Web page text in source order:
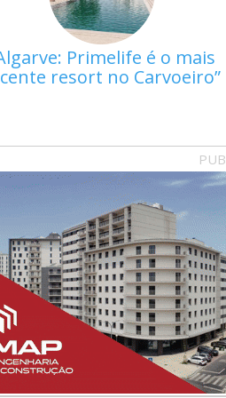
Primelife é o mais
resort no Carvoeiro
PUB